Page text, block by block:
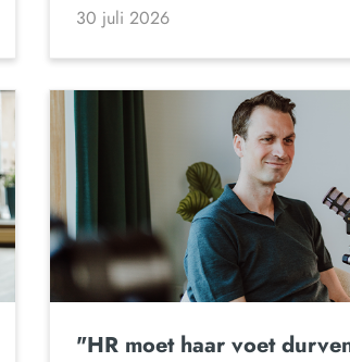
30 juli 2026
"HR moet haar voet